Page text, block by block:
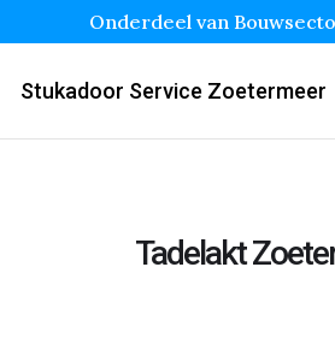
Onderdeel van
Stukadoor Service Zoetermeer
Tadelakt